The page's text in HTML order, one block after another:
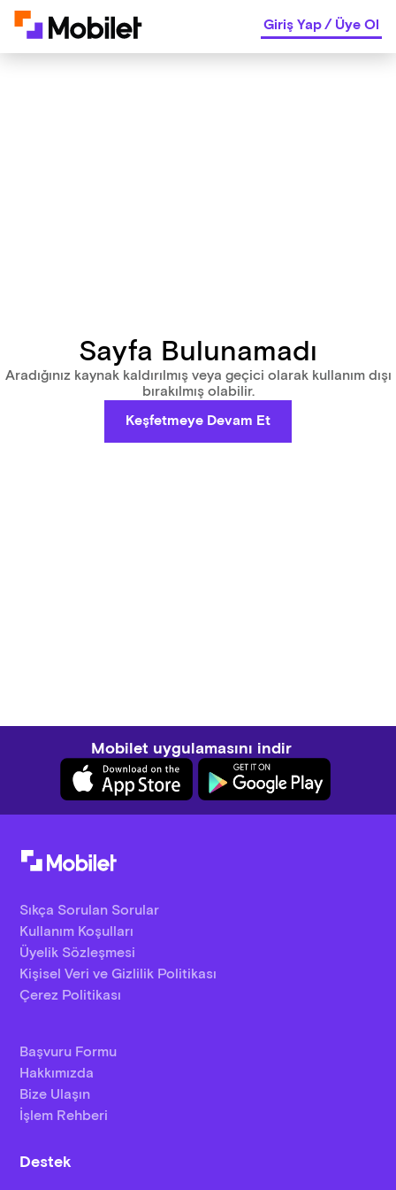
Giriş Yap/Üye Ol
Sayfa Bulunamadı
Aradığınız kaynak kaldırılmış veya geçici olarak kullanım dışı
bırakılmış olabilir.
Keşfetmeye Devam Et
Mobilet uygulamasını indir
Sıkça Sorulan Sorular
Kullanım Koşulları
Üyelik Sözleşmesi
Kişisel Veri ve Gizlilik Politikası
Çerez Politikası
Başvuru Formu
Hakkımızda
Bize Ulaşın
İşlem Rehberi
Destek